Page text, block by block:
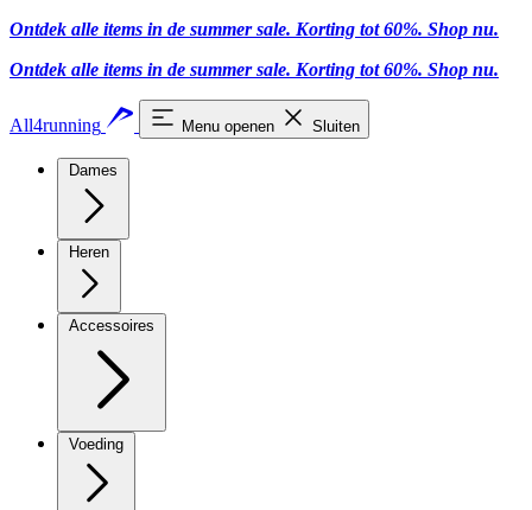
Ontdek alle items in de summer sale. Korting tot 60%. Shop nu.
Ontdek alle items in de summer sale. Korting tot 60%. Shop nu.
All4running Menu openen Sluiten
Dames
Heren
Accessoires
Voeding